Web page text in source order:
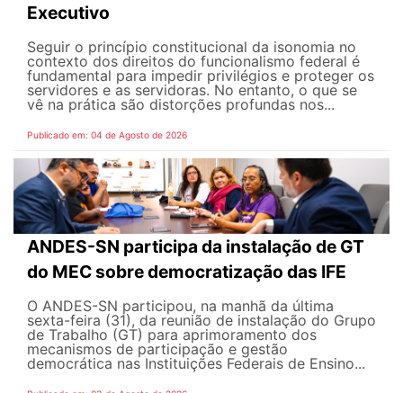
Executivo
Seguir o princípio constitucional da isonomia no
contexto dos direitos do funcionalismo federal é
fundamental para impedir privilégios e proteger os
servidores e as servidoras. No entanto, o que se
vê na prática são distorções profundas nos...
Publicado em: 04 de Agosto de 2026
ANDES-SN participa da instalação de GT
do MEC sobre democratização das IFE
O ANDES-SN participou, na manhã da última
sexta-feira (31), da reunião de instalação do Grupo
de Trabalho (GT) para aprimoramento dos
mecanismos de participação e gestão
democrática nas Instituições Federais de Ensino...